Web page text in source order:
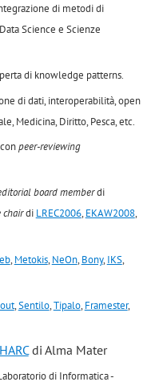
di metodi di
Science e Scienze
di knowledge patterns.
di dati, interoperabilità, open
Medicina, Diritto, Pesca, etc.
peer-reviewing
board memberdi
chairdi LREC2006, EKAW2008,
, Metokis, NeOn, Bony, IKS,
,Sentilo,Tipalo, Framester,
di Alma Mater
di Informatica -